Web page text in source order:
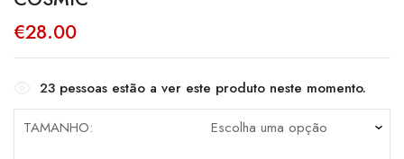
€28.00
23 pessoas estão a ver este produto neste momento.
TAMANHO